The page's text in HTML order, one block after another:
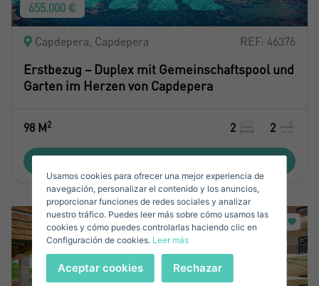
655.000 €
Capdepera, Capdepera REF: 46376
Erstbezug – Duplex mit Gemeinschaftspool und
Garten im Herzen von Capdepera
98 M2 2 2
Mich Anmelden
Anmelden
Crear una cuenta
Name*
Email*
Telefonnummer*
United
+1
Verkaufen Sie Ihre Immobilie
United
States
+1
+1
Usamos cookies para ofrecer una mejor experiencia de
navegación, personalizar el contenido y los anuncios,
proporcionar funciones de redes sociales y analizar
nuestro tráfico. Puedes leer más sobre cómo usamos las
cookies y cómo puedes controlarlas haciendo clic en
Configuración de cookies. Leer más
Aceptar cookies Rechazar